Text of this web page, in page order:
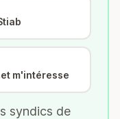
m'intéresse
syndics de